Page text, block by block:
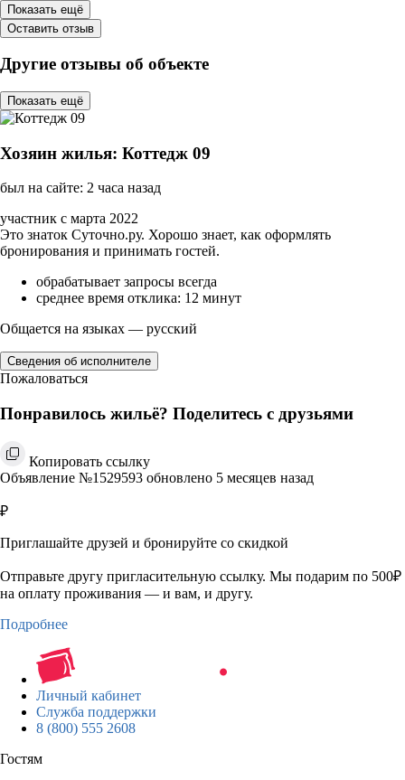
Показать ещё
Оставить отзыв
Другие отзывы об объекте
Показать ещё
Хозяин жилья: Коттедж 09
был на сайте: 2 часа назад
участник с марта 2022
Это знаток Суточно.ру. Хорошо знает, как оформлять
бронирования и принимать гостей.
обрабатывает запросы всегда
среднее время отклика: 12 минут
Общается на языках — русский
Сведения об исполнителе
Пожаловаться
Понравилось жильё? Поделитесь с друзьями
Копировать ссылку
Объявление №1529593 обновлено 5 месяцев назад
₽
Приглашайте друзей и бронируйте со скидкой
Отправьте другу пригласительную ссылку. Мы подарим по 500₽
на оплату проживания — и вам, и другу.
Подробнее
Личный кабинет
Служба поддержки
8 (800) 555 2608
Гостям